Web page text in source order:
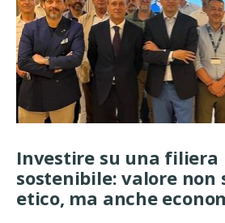
Investire su una filiera
sostenibile: valore non
etico, ma anche